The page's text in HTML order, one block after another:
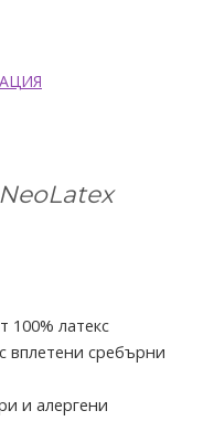
NeoLatex
100% латекс
вплетени сребърни
и алергени